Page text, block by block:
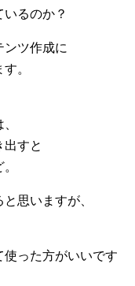
いるのか？
ンツ作成に
。
出すと
思いますが、
った方がいいです